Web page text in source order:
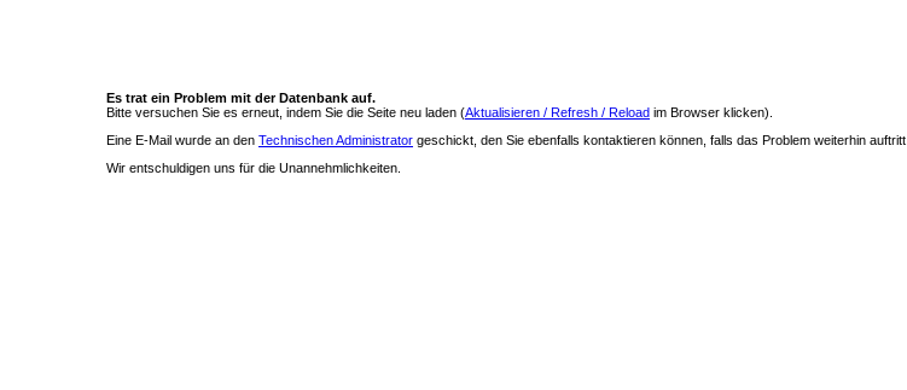
Es trat ein Problem mit der Datenbank auf.
Bitte versuchen Sie es erneut, indem Sie die Seite neu laden (Aktualisieren / Refresh / Reload im Browser klicken).
Eine E-Mail wurde an den Technischen Administrator geschickt, den Sie ebenfalls kontaktieren können, falls das Problem weiterhin auftritt.
Wir entschuldigen uns für die Unannehmlichkeiten.